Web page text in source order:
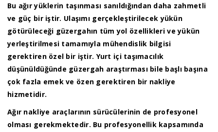
Bu ağır yüklerin taşınması sanıldığından daha zahmetli
ve güç bir iştir. Ulaşımı gerçekleştirilecek yükün
götürüleceği güzergahın tüm yol özellikleri ve yükün
yerleştirilmesi tamamıyla mühendislik bilgisi
gerektiren özel bir iştir. Yurt içi taşımacılık
düşünüldüğünde güzergah araştırması bile başlı başına
çok fazla emek ve özen gerektiren bir nakliye
hizmetidir.
Ağır nakliye araçlarının sürücülerinin de profesyonel
olması gerekmektedir. Bu profesyonellik kapsamında